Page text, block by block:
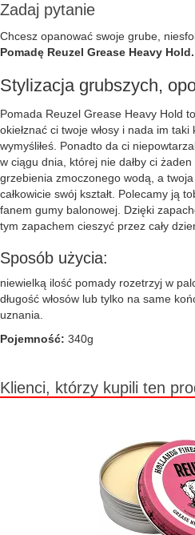
Zadaj pytanie
Chcesz opanować swoje grube,
Pomadę Reuzel Grease Heavy Hold.
Stylizacja grubszych,
Pomada Reuzel Grease Heavy Hold
okiełznać ci twoje włosy i nada im taki
wymyśliłeś. Ponadto da ci
w ciągu dnia, której nie dałby ci
grzebienia zmoczonego wodą, a
całkowicie swój kształt. Polecamy ją
fanem gumy balonowej. Dzięki
tym zapachem cieszyć przez cały
Sposób użycia:
niewielką ilość pomady rozetrzyj w
długość włosów lub tylko na same
uznania.
Pojemność: 340g
Klienci, którzy kupili ten